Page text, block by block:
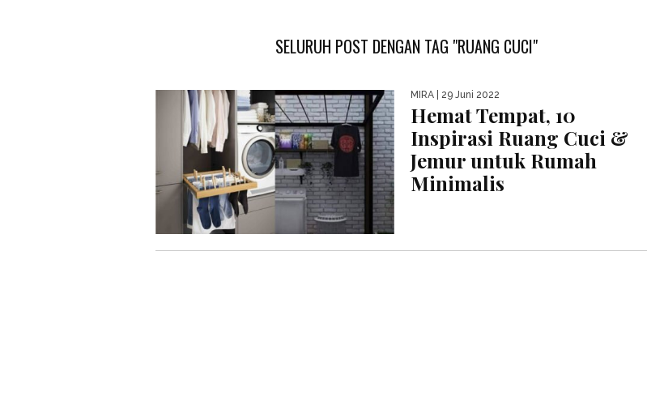
SELURUH POST DENGAN TAG "RUANG CUCI"
MIRA | 29 Juni 2022
Hemat Tempat, 10
Inspirasi Ruang Cuci &
Jemur untuk Rumah
Minimalis